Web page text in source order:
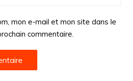
mon e-mail et mon site dans le
commentaire.